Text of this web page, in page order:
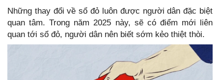
Những thay đổi về sổ đỏ luôn được người dân đặc biệt
quan tâm. Trong năm 2025 này, sẽ có điểm mới liên
quan tới sổ đỏ, người dân nên biết sớm kẻo thiệt thòi.